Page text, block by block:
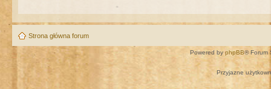
Strona główna forum
Powered by phpBB® Forum
Przyjazne